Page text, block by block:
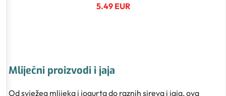
5.49 EUR
Mliječni proizvodi i jaja
Od svježeg mlijeka i jogurta do raznih sireva i jaja, ova